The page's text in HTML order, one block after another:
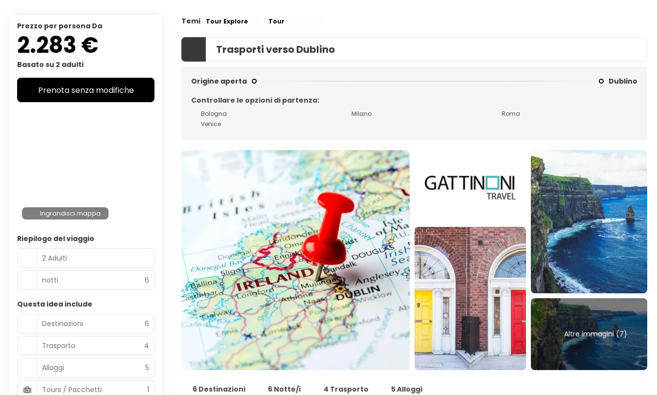
Temi Tour Explore Tour
Trasporti verso Dublino
Origine aperta
Dublino
Controllare le opzioni di partenza:
Bologna Milano
Roma
Venice
Altre immagini (7)
6 Destinazioni 6 Notte/i 4 Trasporto
5 Alloggi
Prezzo per persona Da
2.283 €
Basato su 2 adulti
Prenota senza modifiche
Ingrandisci mappa
Riepilogo del viaggio
2 Adulti
notti 6
Questa idea include
Destinazioni
6
Trasporto 4
Alloggi 5
Tours / Pacchetti 1